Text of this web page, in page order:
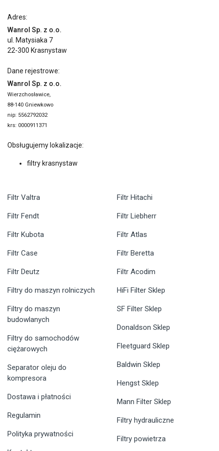
Adres:
Wanrol Sp. z o.o.
ul. Matysiaka 7
22-300 Krasnystaw
Dane rejestrowe:
Wanrol Sp. z o.o.
Wierzchosławice,
88-140 Gniewkowo
nip: 5562792032
krs: 0000911371
Obsługujemy lokalizacje:
filtry krasnystaw
Filtr Valtra
Filtr Fendt
Filtr Kubota
Filtr Case
Filtr Deutz
Filtr Hitachi
Filtr Liebherr
Filtr Atlas
Filtr Beretta
Filtr Acodim
Filtry do maszyn rolniczych
Filtry do maszyn
budowlanych
Filtry do samochodów
ciężarowych
Separator oleju do
kompresora
Dostawa i płatności
Regulamin
Polityka prywatności
HiFi Filter Sklep
SF Filter Sklep
Donaldson Sklep
Fleetguard Sklep
Baldwin Sklep
Hengst Sklep
Mann Filter Sklep
Filtry hydrauliczne
Filtry powietrza